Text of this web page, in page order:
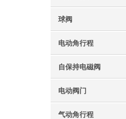
球阀
电动角行程
自保持电磁阀
电动阀门
气动角行程